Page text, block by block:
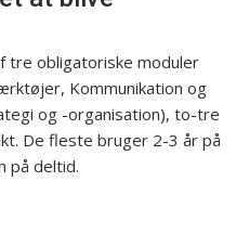
tre obligatoriske moduler
Kommunikation og
og -organisation), to-tre
De fleste bruger 2-3 år på
på deltid.